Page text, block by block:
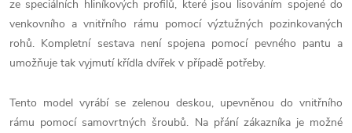
ze speciálních hliníkových profilů, které jsou lisováním spojené do
venkovního a vnitřního rámu pomocí výztužných pozinkovaných
rohů. Kompletní sestava není spojena pomocí pevného pantu a
umožňuje tak vyjmutí křídla dvířek v případě potřeby.
Tento model vyrábí se zelenou deskou, upevněnou do vnitřního
rámu pomocí samovrtných šroubů. Na přání zákazníka je možné